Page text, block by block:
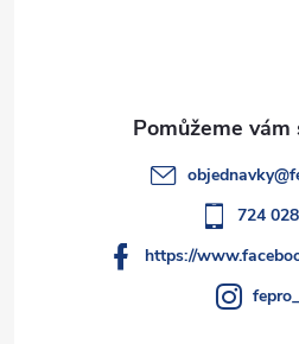
objednavky@
724
https://